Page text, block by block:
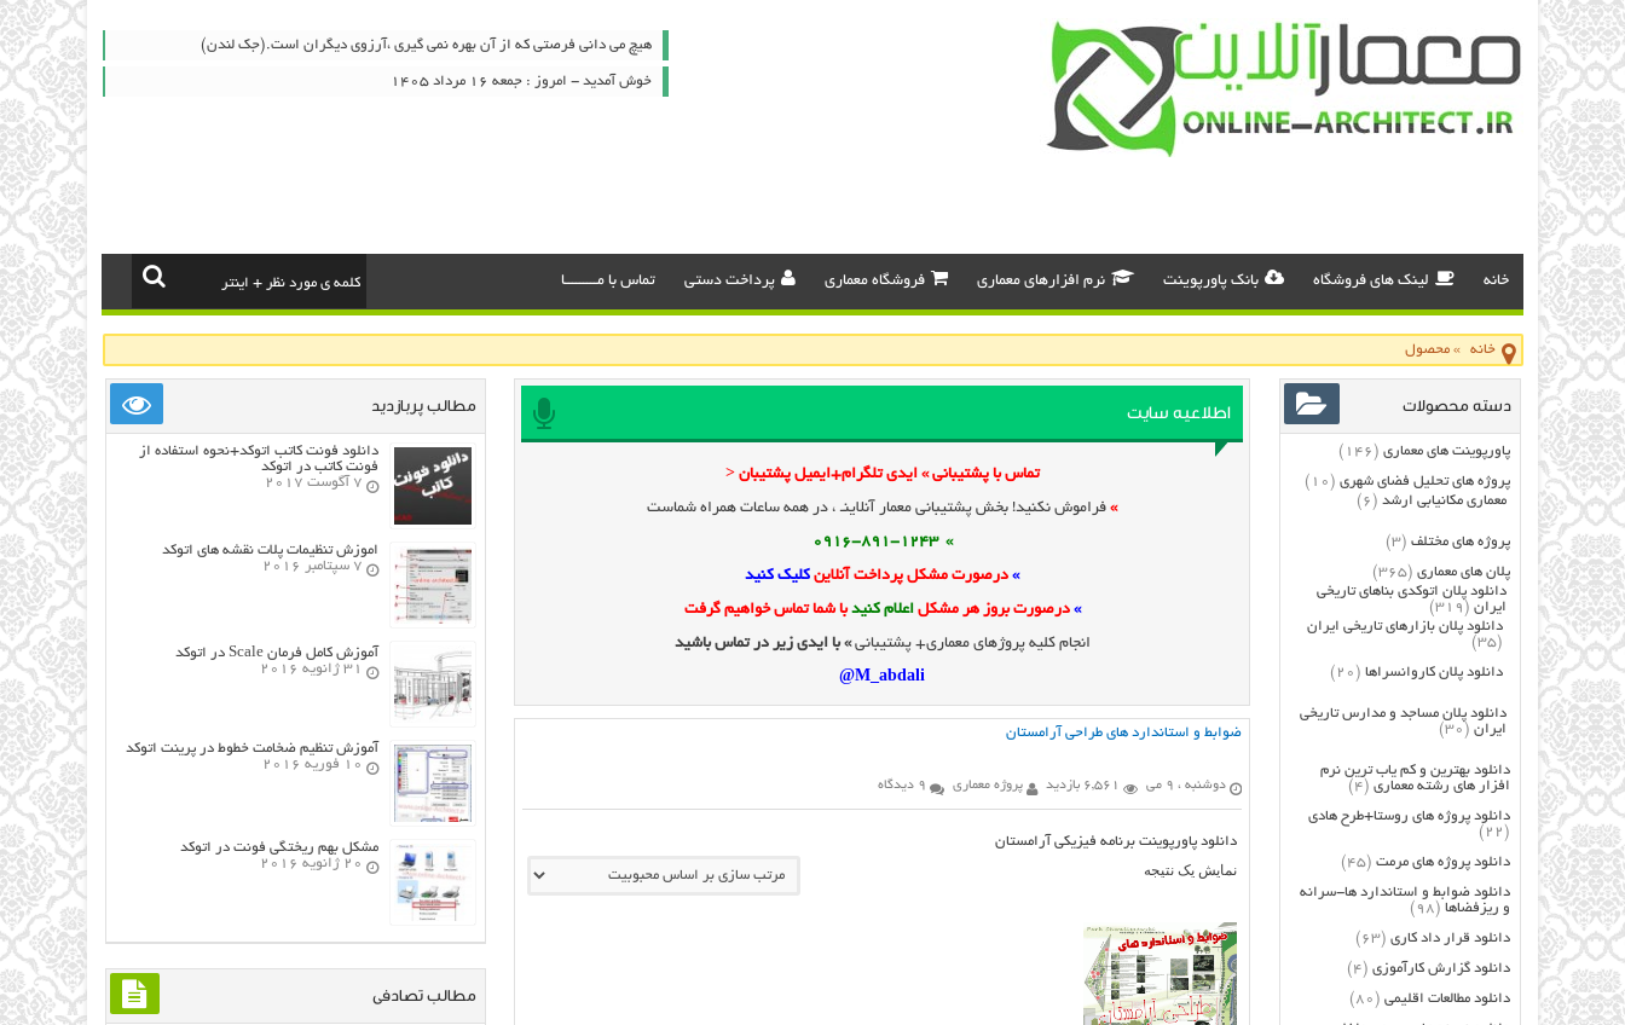
هیچ می دانی فرصتی که از آن بهره نمی گیری ،آرزوی دیگران است.(جک لندن)
خوش آمدید - امروز : جمعه ۱۶ مرداد ۱۴۰۵
خانه لینک های فروشگاه بانک پاورپوینت نرم افزارهای معماری فروشگاه معماری پرداخت دستی تماس با مـــــــــا
خانه »محصول
اطلاعیه سایت
تماس با پشتیبانی » ایدی تلگرام+ایمیل پشتیبان <
» فراموش نکنید! بخش پشتیبانی معمار آنلاینـ ، در همه ساعات همراه شماست
» 0916-891-1243
»درصورت مشکل پرداخت آنلاین کلیک کنید
» درصورت بروز هر مشکلاعلام کنیدبا شما تماس خواهیم گرفت
انجام کلیه پروژهای معماری+ پشتیبانی» با ایدی زیر در تماس باشید
M_abdali@
ضوابط و استاندارد های طراحی آرامستان
دوشنبه ، 9 می 6,561 بازدید پروژه معماری 9 دیدگاه
دانلود پاورپوینت برنامه فیزیکی آرامستان
نمایش یک نتیجه
دسته محصولات
پاورپوینت های معماری (146)
پروژه های تحلیل فضای شهری (10)
معماری مکانیابی ارشد (6)
پروژه های مختلف (3)
پلان های معماری (365)
دانلود پلان اتوکدی بناهای تاریخی
ایران (319)
دانلود پلان بازارهای تاریخی ایران
(35)
دانلود پلان کاروانسراها (20)
دانلود پلان مساجد و مدارس تاریخی
ایران (30)
دانلود بهترین و کم یاب ترین نرم
افزار های رشته معماری (4)
دانلود پروژه های روستا+طرح هادی
(22)
دانلود پروژه های مرمت (45)
دانلود ضوابط و استاندارد ها-سرانه
و ریزفضاها (98)
دانلود قرار داد کاری (63)
دانلود گزارش کارآموزی (4)
دانلود مطالعات اقلیمی (80)
مطالب پربازدید
دانلود فونت کاتب اتوکد+نحوه استفاده از
فونت کاتب در اتوکد
7 آگوست 2017
اموزش تنظیمات پلات نقشه های اتوکد
7 سپتامبر 2016
آموزش کامل فرمان Scale در اتوکد
31 ژانویه 2016
آموزش تنظیم ضخامت خطوط در پرینت اتوکد
10 فوریه 2016
مشکل بهم ریختگی فونت در اتوکد
20 ژانویه 2016
مطالب تصادفی